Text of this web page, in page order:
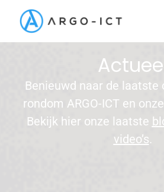
Benieuwd naar de laatste
rondom ARGO-ICT en
Bekijk hier onze laatste
video’s.